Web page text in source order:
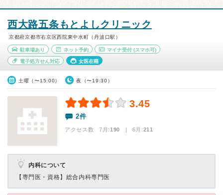
西大路五条もとよしクリニック
京都府京都市右京区西院東中水町（丹波口駅）
駐車場あり ネット予約 マイナ受付 (スマホ可)
電子処方せん対応 女医在籍
土曜（〜15:00） 夜（〜19:30）
3.45
2件
アクセス数 7月:190 | 6月:211
内科について
【専門医・資格】 総合内科専門医